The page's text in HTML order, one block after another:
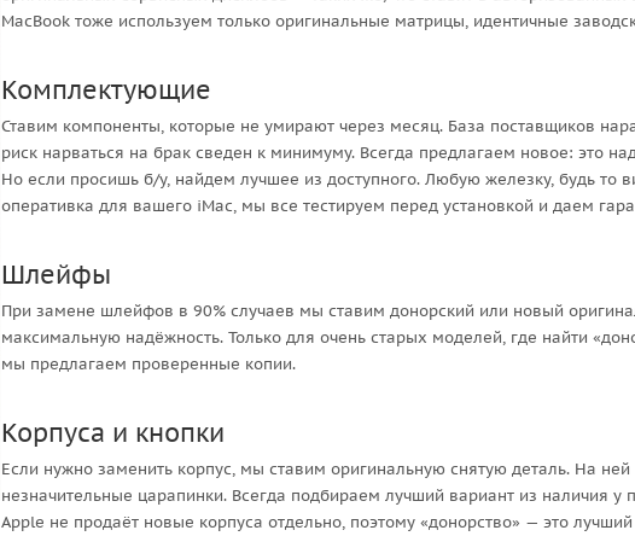
MacBook тоже используем только оригинальные матрицы, идентичные
Комплектующие
Ставим компоненты, которые не умирают через месяц. База поставщиков
риск нарваться на брак сведен к минимуму. Всегда предлагаем новое: это
Но если просишь б/у, найдем лучшее из доступного. Любую железку, будь то
оперативка для вашего iMac, мы все тестируем перед установкой и даем
Шлейфы
При замене шлейфов в 90% случаев мы ставим донорский или новый
максимальную надёжность. Только для очень старых моделей, где найти
мы предлагаем проверенные копии.
Корпуса и кнопки
Если нужно заменить корпус, мы ставим оригинальную снятую деталь. На ней
незначительные царапинки. Всегда подбираем лучший вариант из наличия
Apple не продаёт новые корпуса отдельно, поэтому «донорство» — это